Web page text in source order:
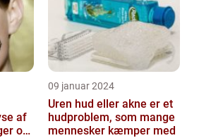
af
og
09 januar 2024
Uren hud eller akne er et
hudproblem, som mange
mennesker kæmper med